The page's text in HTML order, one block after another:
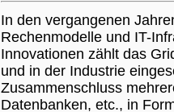
In den vergangenen
Rechenmodelle und IT-
Innovationen zählt das
und in der Industrie
Zusammenschluss
Datenbanken, etc., in